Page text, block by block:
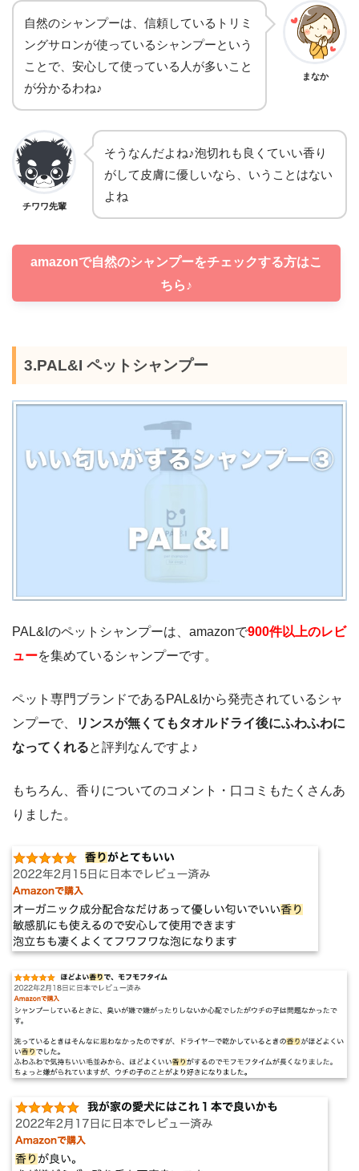
自然のシャンプーは、信頼しているトリミ
ングサロンが使っているシャンプーという
ことで、安心して使っている人が多いこと
が分かるわね♪
まなか
チワワ先輩
そうなんだよね♪泡切れも良くていい香り
がして皮膚に優しいなら、いうことはない
よね
amazonで自然のシャンプーをチェックする方はこ
ちら♪
3.PAL&I ペットシャンプー
PAL&Iのペットシャンプーは、amazonで900件以上のレビ
ューを集めているシャンプーです。
ペット専門ブランドであるPAL&Iから発売されているシャ
ンプーで、
リンスが無くてもタオルドライ後にふわふわに
なってくれると評判なんですよ♪
もちろん、香りについてのコメント・口コミもたくさんあ
りました。